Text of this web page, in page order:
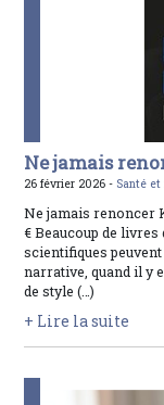
Ne jamais
26 février 2026 - Santé
Ne jamais renoncer
€ Beaucoup de
scientifiques
narrative, quand il y
de style (…)
+ Lire la suite